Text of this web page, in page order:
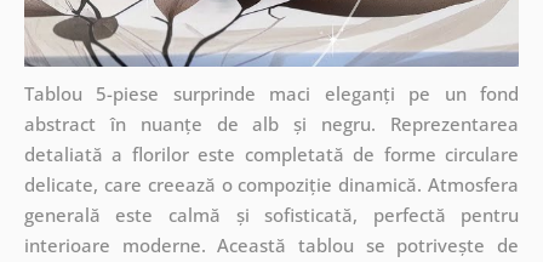
Tablou 5-piese surprinde maci eleganți pe un fond
abstract în nuanțe de alb și negru. Reprezentarea
detaliată a florilor este completată de forme circulare
delicate, care creează o compoziție dinamică. Atmosfera
generală este calmă și sofisticată, perfectă pentru
interioare moderne. Această tablou se potrivește de